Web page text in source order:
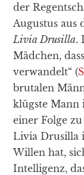
der
Augustus aus
Livia Drusilla.
Mädchen,
verwandelt“ (
brutalen
klügste Mann
einer Folge
Livia Drusilla
Willen hat,
Intelligenz,